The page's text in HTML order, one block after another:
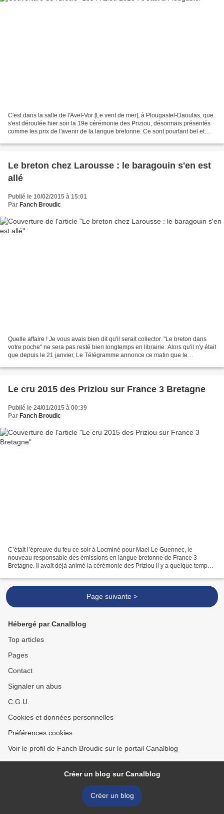
C'est dans la salle de l'Avel-Vor [Le vent de mer], à Plougastel-Daoulas, que
s'est déroulée hier soir la 19e cérémonie des Priziou, désormais présentés
comme les prix de l'avenir de la langue bretonne. Ce sont pourtant bel et
Le breton chez Larousse : le baragouin s'en est
allé
Publié le 10/02/2015 à 15:01
Par Fanch Broudic
Quelle affaire ! Je vous avais bien dit qu'il serait collector. "Le breton dans
votre poche" ne sera pas resté bien longtemps en librairie. Alors qu'il n'y était
que depuis le 21 janvier, Le Télégramme annonce ce matin que le
Le cru 2015 des Priziou sur France 3 Bretagne
Publié le 24/01/2015 à 00:39
Par Fanch Broudic
C’était l’épreuve du feu ce soir à Locminé pour Mael Le Guennec, le
nouveau responsable des émissions en langue bretonne de France 3
Bretagne. Il avait déjà animé la cérémonie des Priziou il y a quelque temps à
Page suivante >
Hébergé par Canalblog
Top articles
Pages
Contact
Signaler un abus
C.G.U.
Cookies et données personnelles
Préférences cookies
Voir le profil de Fanch Broudic sur le portail Canalblog
Créer un blog sur Canalblog
Créer un blog